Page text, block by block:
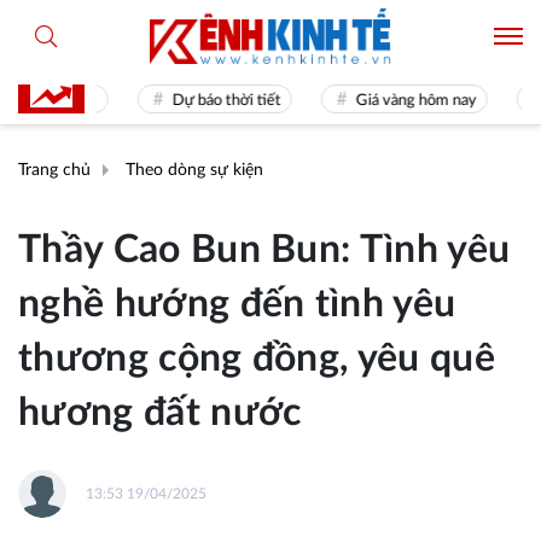
Dự báo thời tiết Giá vàng hôm nay
Trang chủ Theo dòng sự kiện
Thầy Cao Bun Bun: Tình yêu
nghề hướng đến tình yêu
thương cộng đồng, yêu quê
hương đất nước
13:53 19/04/2025